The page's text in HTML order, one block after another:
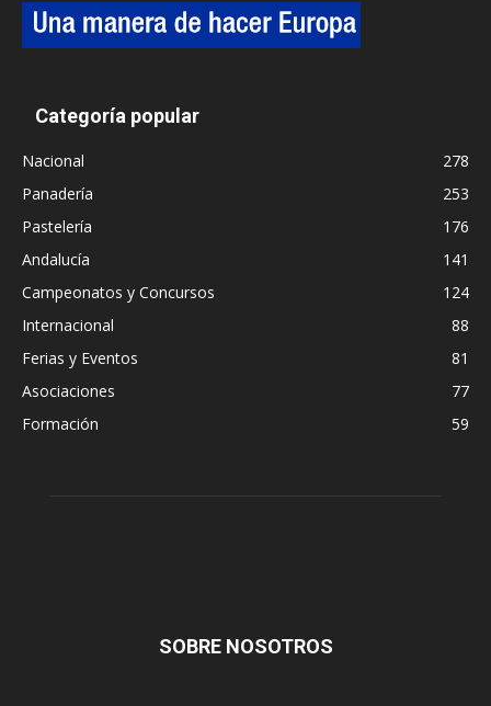
Categoría popular
Nacional
278
Panadería
253
Pastelería
176
Andalucía
141
Campeonatos y Concursos
124
Internacional
88
Ferias y Eventos
81
Asociaciones
77
Formación
59
SOBRE NOSOTROS